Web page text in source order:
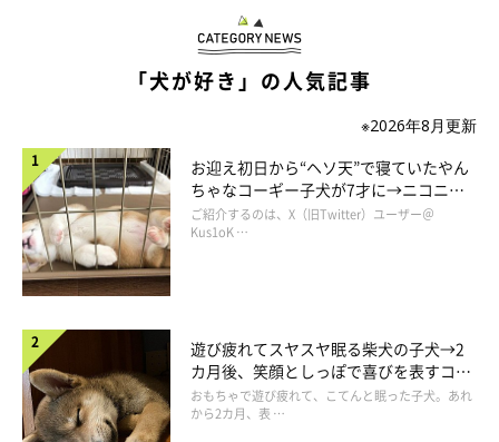
お気に入りのおもちゃだった？
「犬が好き」の人気記事
※2026年8月更新
お迎え初日から“ヘソ天”で寝ていたやん
ちゃなコーギー子犬が7才に→ニコニ
コ“コーギースマイル”が魅力のコに成
長！
ご紹介するのは、X（旧Twitter）ユーザー＠
Kus1oK …
遊び疲れてスヤスヤ眠る柴犬の子犬→2
カ月後、笑顔としっぽで喜びを表すコに
成長！
おもちゃで遊び疲れて、こてんと眠った子犬。あれ
から2カ月、表 …